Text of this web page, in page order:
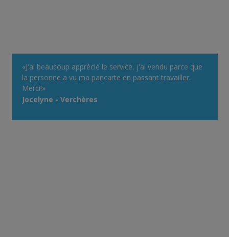
«J'ai beaucoup apprécié le service, j'ai vendu parce que
la personne a vu ma pancarte en passant travailler.
Merci!»
Jocelyne - Verchères